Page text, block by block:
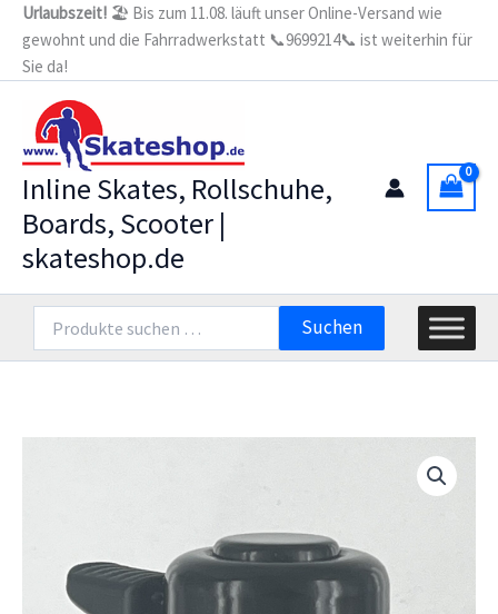
Zum
Inhalt
springen
Urlaubszeit! 🏖️ Bis zum 11.08. läuft unser Online-Versand wie
gewohnt und die Fahrradwerkstatt 📞9699214📞 ist weiterhin für
Sie da!
Inline Skates, Rollschuhe,
Boards, Scooter |
skateshop.de
nach:
Suchen
Fingerklingel
Menge